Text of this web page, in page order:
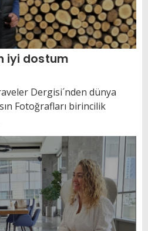
iyi dostum
Dergisi´nden dünya
Fotoğrafları birincilik